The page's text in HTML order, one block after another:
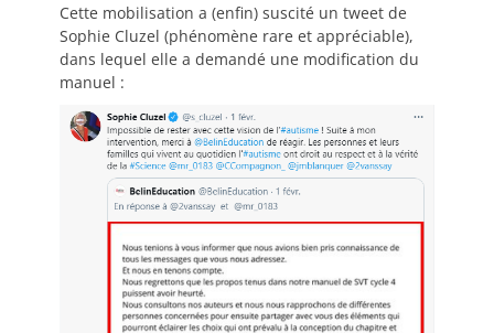
Cette mobilisation a (enfin) suscité un tweet de
Sophie Cluzel (phénomène rare et appréciable),
dans lequel elle a demandé une modification du
manuel :